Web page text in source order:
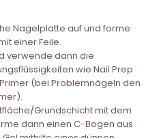
Nagelplatte auf und forme
einer Feile.
verwende dann die
wie Nail Prep
(bei Problemnägeln den
Grundschicht mit dem
dann einen C-Bogen aus